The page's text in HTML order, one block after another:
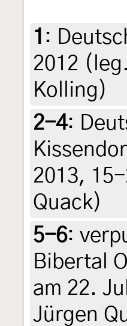
1 :
2012
Kolling)
2-4:
2013,
Quack)
5-6:
Bibertal
am 22.
Jürgen